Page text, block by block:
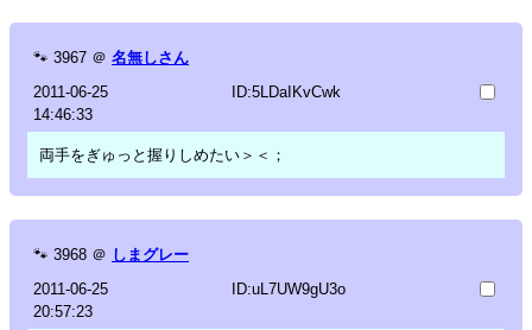
🐾 3967 ＠ 名無しさん
2011-06-25
14:46:33
ID:5LDaIKvCwk
両手をぎゅっと握りしめたい＞＜；
🐾 3968 ＠ しまグレー
2011-06-25
20:57:23
ID:uL7UW9gU3o